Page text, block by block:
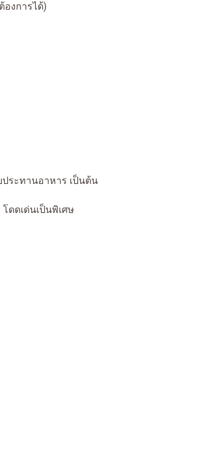
องการได้)
ห้องรับประทานอาหาร เป็นต้น
ดดเด่นเป็นพิเศษ